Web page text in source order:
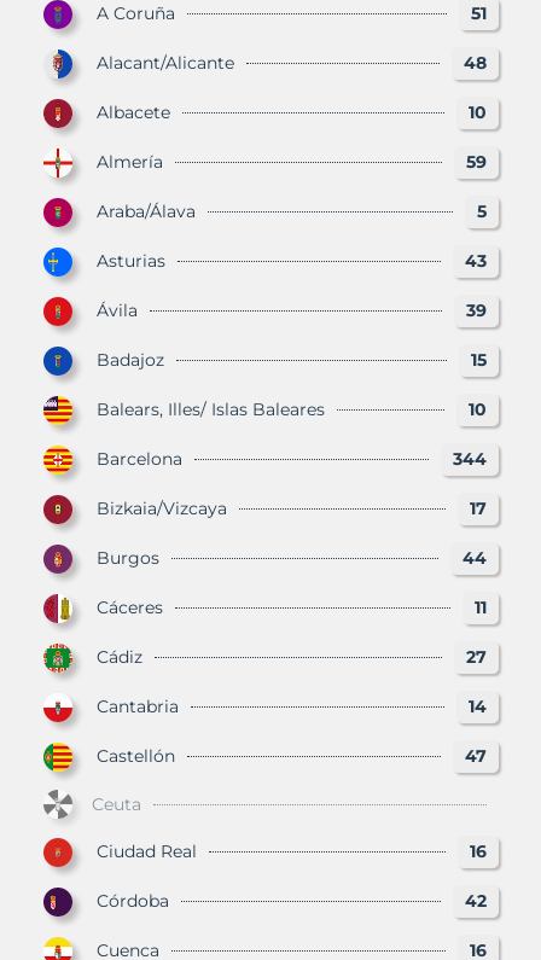
A Coruña 51
Alacant/Alicante 48
Albacete 10
Almería 59
Araba/Álava 5
Asturias 43
Ávila 39
Badajoz 15
Balears, Illes/ Islas Baleares 10
Barcelona 344
Bizkaia/Vizcaya 17
Burgos 44
Cáceres 11
Cádiz 27
Cantabria 14
Castellón 47
Ceuta
Ciudad Real 16
Córdoba 42
Cuenca 16